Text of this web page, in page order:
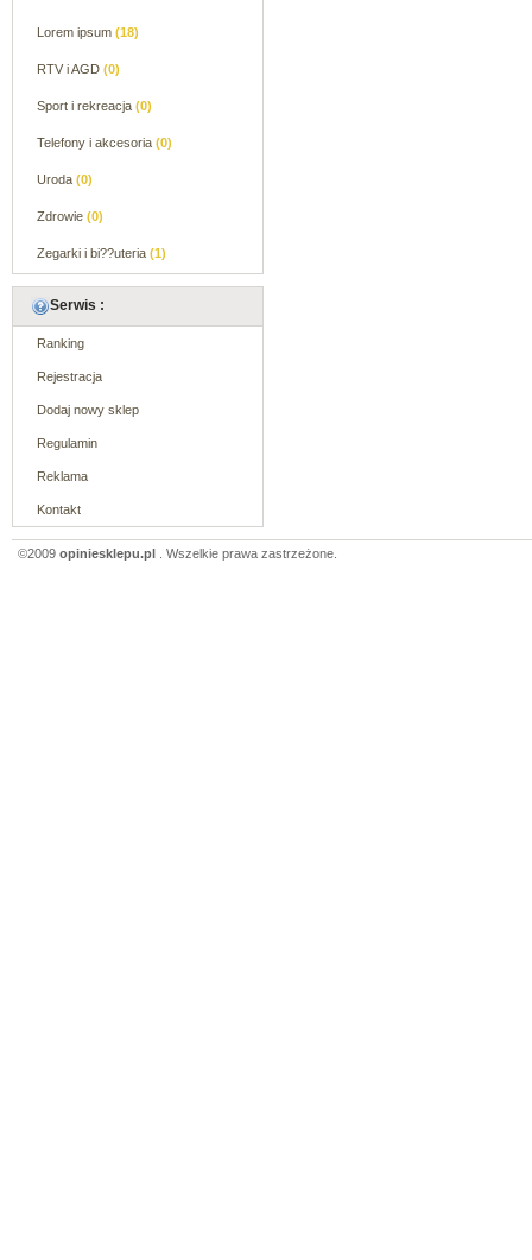
Lorem ipsum (18)
RTV i AGD (0)
Sport i rekreacja (0)
Telefony i akcesoria (0)
Uroda (0)
Zdrowie (0)
Zegarki i bi??uteria (1)
Serwis :
Ranking
Rejestracja
Dodaj nowy sklep
Regulamin
Reklama
Kontakt
©2009 opiniesklepu.pl . Wszelkie prawa zastrzeżone.